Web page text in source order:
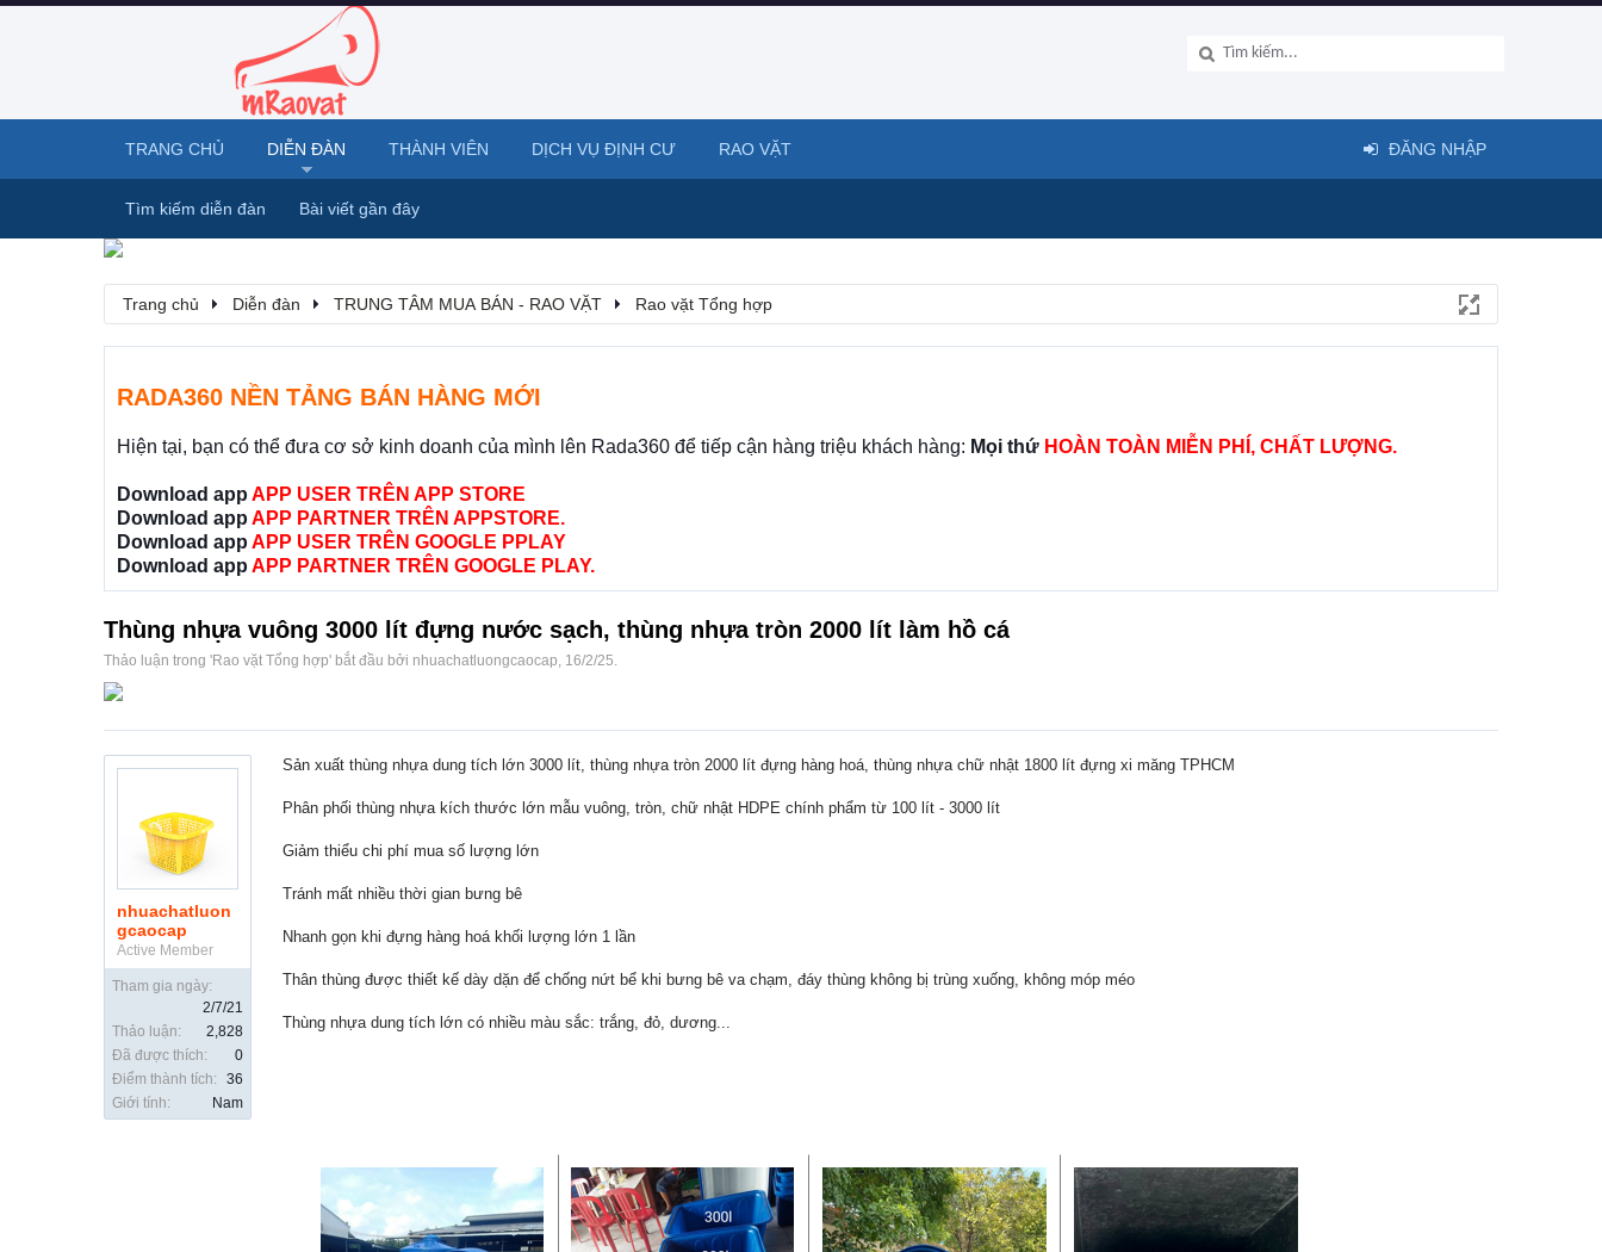
Trang chủ Diễn đàn TRUNG TÂM MUA BÁN - RAO VẶT Rao vặt Tổng hợp
RADA360 NỀN TẢNG BÁN HÀNG MỚI
Hiện tại, bạn có thể đưa cơ sở kinh doanh của mình lên Rada360 để tiếp cận hàng triệu khách hàng: Mọi thứ HOÀN TOÀN MIỄN PHÍ, CHẤT LƯỢNG.
Download app APP USER TRÊN APP STORE
Download app APP PARTNER TRÊN APPSTORE.
Download app APP USER TRÊN GOOGLE PPLAY
Download app APP PARTNER TRÊN GOOGLE PLAY.
Thùng nhựa vuông 3000 lít đựng nước sạch, thùng nhựa tròn 2000 lít làm hồ cá
Thảo luận trong 'Rao vặt Tổng hợp' bắt đầu bởi nhuachatluongcaocap, 16/2/25.
nhuachatluon
gcaocap
Active Member
Tham gia ngày:
2/7/21
Thảo luận:
2,828
Đã được thích:
0
Điểm thành tích:
36
Giới tính:
Nam
Sản xuất thùng nhựa dung tích lớn 3000 lít, thùng nhựa tròn 2000 lít đựng hàng hoá, thùng nhựa chữ nhật 1800 lít đựng xi măng TPHCM
Phân phối thùng nhựa kích thước lớn mẫu vuông, tròn, chữ nhật HDPE chính phẩm từ 100 lít - 3000 lít
Giảm thiểu chi phí mua số lượng lớn
Tránh mất nhiều thời gian bưng bê
Nhanh gọn khi đựng hàng hoá khối lượng lớn 1 lần
Thân thùng được thiết kế dày dặn để chống nứt bể khi bưng bê va chạm, đáy thùng không bị trùng xuống, không móp méo
Thùng nhựa dung tích lớn có nhiều màu sắc: trắng, đỏ, dương...
TRANG CHỦ DIỄN ĐÀN
Tìm kiếm diễn đàn Bài viết gần đây
THÀNH VIÊN DỊCH VỤ ĐỊNH CƯ RAO VẶT ĐĂNG NHẬP